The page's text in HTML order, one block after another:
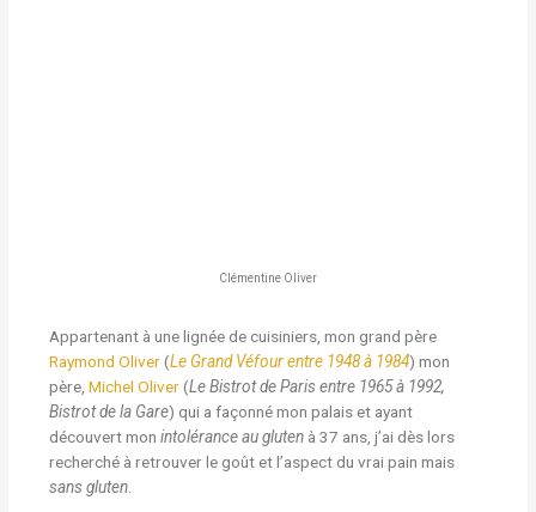
Clémentine Oliver
Appartenant à une lignée de cuisiniers, mon grand père
Raymond Oliver(Le Grand Véfour entre 1948 à 1984) mon
père,Michel Oliver(Le Bistrot de Paris entre 1965 à 1992,
Bistrot de la Gare) qui a façonné mon palais et ayant
découvert monintolérance au gluten à 37 ans, j’ai dès lors
recherché à retrouver le goût et l’aspect du vrai pain mais
sans gluten